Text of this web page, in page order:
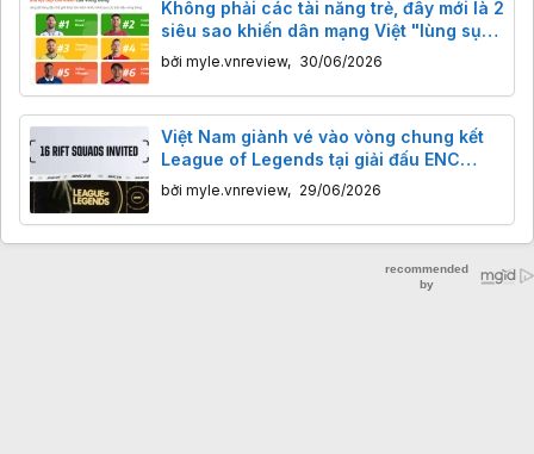
Không phải các tài năng trẻ, đây mới là 2
siêu sao khiến dân mạng Việt "lùng sục"
nhiều nhất World Cup 2026
bởi myle.vnreview, 30/06/2026
Việt Nam giành vé vào vòng chung kết
League of Legends tại giải đấu ENC
2026
bởi myle.vnreview, 29/06/2026